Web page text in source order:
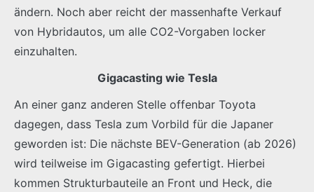
ändern. Noch aber reicht der massenhafte Verkauf
von Hybridautos, um alle CO2-Vorgaben locker
einzuhalten.
Gigacasting wie Tesla
An einer ganz anderen Stelle offenbar Toyota
dagegen, dass Tesla zum Vorbild für die Japaner
geworden ist: Die nächste BEV-Generation (ab 2026)
wird teilweise im Gigacasting gefertigt. Hierbei
kommen Strukturbauteile an Front und Heck, die